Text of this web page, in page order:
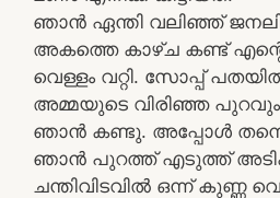
ഞാൻ ഏന്തി വലിഞ്ഞ്
അകത്തെ കാഴ്ച കണ്ട്
വെള്ളം വറ്റി. സോപ്പ്
അമ്മയുടെ വിരിഞ്ഞ പുറവും
ഞാൻ കണ്ടു. അപ്പോൾ
ഞാൻ പുറത്ത് എടുത്ത്
ചന്തിവിടവിൽ ഒന്ന് കുണ്ണ